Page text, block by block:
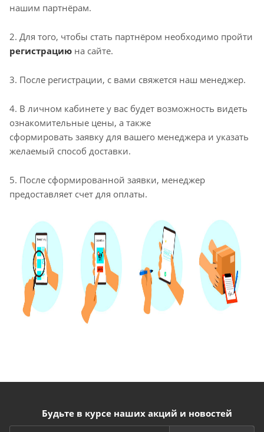
нашим партнёрам.
2. Для того, чтобы стать партнёром необходимо пройти
регистрацию на сайте.
3. После регистрации, с вами свяжется наш менеджер.
4. В личном кабинете у вас будет возможность видеть
ознакомительные цены, а также
сформировать заявку для вашего менеджера и указать
желаемый способ доставки.
5. После сформированной заявки, менеджер
предоставляет счет для оплаты.
Будьте в курсе наших акций и новостей